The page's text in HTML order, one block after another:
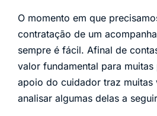
O momento em que
contratação de um
sempre é fácil. Afinal de
valor fundamental para muitas
apoio do cuidador traz muitas
analisar algumas delas a